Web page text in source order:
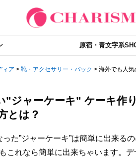
原宿・青文字系
ィア > 靴・アクセサリー・バック > 海外でも人気
”ジャーケーキ” ケーキ作
とは？
た”ジャーケーキ”は簡単に出来る
これなら簡単に出来ちゃいます。